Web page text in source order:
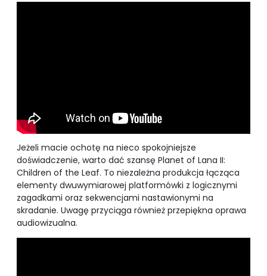
Jeżeli macie ochotę na nieco spokojniejsze
doświadczenie, warto dać szansę Planet of Lana II:
Children of the Leaf. To niezależna produkcja łącząca
elementy dwuwymiarowej platformówki z logicznymi
zagadkami oraz sekwencjami nastawionymi na
skradanie. Uwagę przyciąga również przepiękna oprawa
audiowizualna.